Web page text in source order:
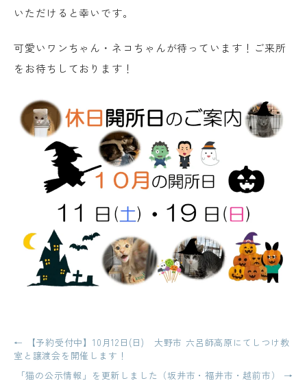
いただけると幸いです。
可愛いワンちゃん・ネコちゃんが待っています！ご来所
をお待ちしております！
投
稿
←
【予約受付中】10月12日(日) 大野市 六呂師高原にてしつけ教
室と譲渡会を開催します！
「猫の公示情報」を更新しました（坂井市・福井市・越前市）
→